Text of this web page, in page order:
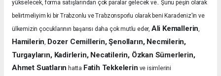
yükselecek, forma satışlarından çok paralar gelecek ve.. Şunu peşin olarak
belirtmeliyim ki bir Trabzonlu ve Trabzonsporlu olarak beni Karadeniz’in ve
ülkemizin çocuklarının başarısı daha çok mutlu eder, Ali Kemallerin,
Hamilerin, Dozer Cemillerin, Şenolların, Necmilerin,
Turgayların, Kadirlerin, Necatilerin, Özkan Sümerlerin,
Ahmet Suatların hatta Fatih Tekkelerin ve isimlerini